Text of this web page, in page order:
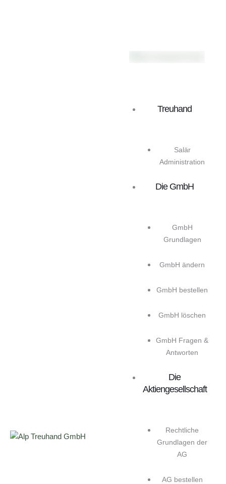
Treuhand
Salär
Administration
Die GmbH
GmbH
Grundlagen
GmbH ändern
GmbH bestellen
GmbH löschen
GmbH Fragen &
Antworten
Die
Aktiengesellschaft
Rechtliche
Grundlagen der
AG
AG bestellen